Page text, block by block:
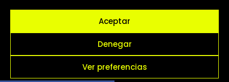
Aceptar
Denegar
Ver preferencias
contratación en el ámbito de la Comunidad
Autónoma de Andalucía. Línea 2. Incentivo a la
segunda o sucesivas contrataciones indefinidas
ordinarias por parte de personas trabajadoras
autónomas, y a cualquier contratación indefinida
ordinaria por parte de pymes.
L I X Y